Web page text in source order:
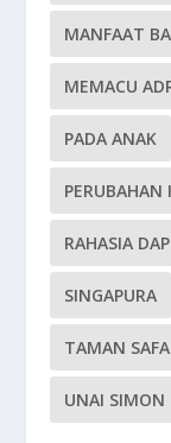
MANFAAT
MEMACU
PADA ANAK
PERUBAHAN
RAHASIA
SINGAPURA
TAMAN
UNAI SIMON